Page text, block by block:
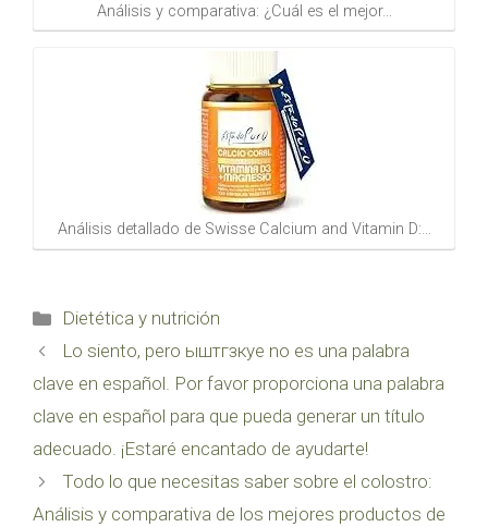
Análisis y comparativa: ¿Cuál es el mejor…
Análisis detallado de Swisse Calcium and Vitamin D:…
Categorías
Dietética y nutrición
Lo siento, pero ыштгзкуе no es una palabra
clave en español. Por favor proporciona una palabra
clave en español para que pueda generar un título
adecuado. ¡Estaré encantado de ayudarte!
Todo lo que necesitas saber sobre el colostro:
Análisis y comparativa de los mejores productos de